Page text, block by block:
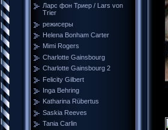
Ларс фон Триер / Lars von
Trier
режисеры
Helena Bonham Carter
Mimi Rogers
Charlotte Gainsbourg
Charlotte Gainsbourg 2
Felicity Gilbert
Inga Behring
Katharina Rübertus
Saskia Reeves
Tania Carlin